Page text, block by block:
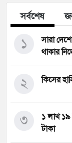
সর্বশেষ
সারা
থাকার
১
কিসের
২
১ লাখ ১৯
টাকা
৩